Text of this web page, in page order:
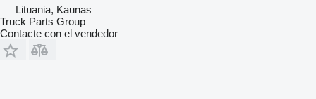
Lituania, Kaunas
Truck Parts Group
Contacte con el vendedor